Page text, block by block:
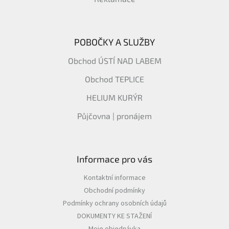
POBOČKY A SLUŽBY
Obchod ÚSTÍ NAD LABEM
Obchod TEPLICE
HELIUM KURÝR
Půjčovna | pronájem
Informace pro vás
Kontaktní informace
Obchodní podmínky
Podmínky ochrany osobních údajů
DOKUMENTY KE STAŽENÍ